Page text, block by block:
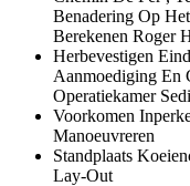
Benadering Op
Berekenen Roger
Herbevestigen
Aanmoediging En
Operatiekamer
Voorkomen
Manoeuvreren
Standplaats
Lay-Out